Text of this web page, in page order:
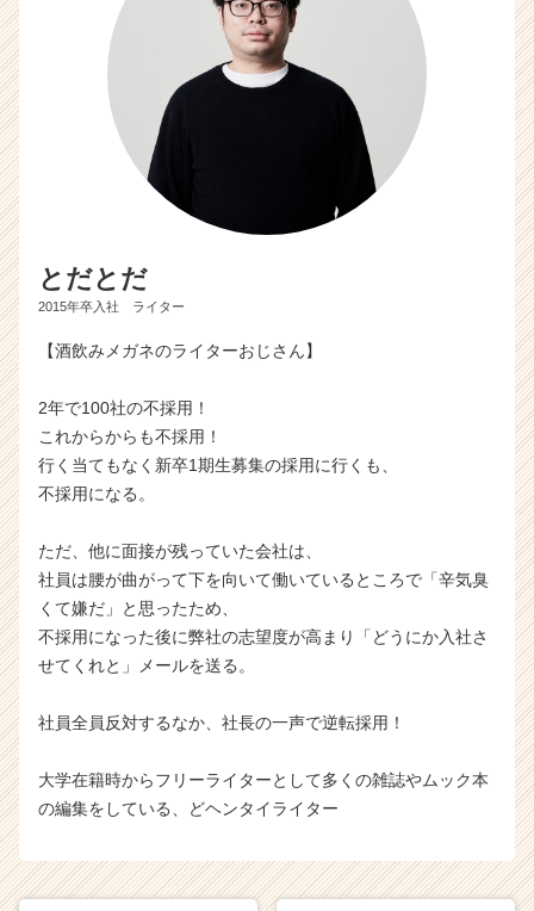
とだとだ
2015年卒入社 ライター
【酒飲みメガネのライターおじさん】
2年で100社の不採用！
これからからも不採用！
行く当てもなく新卒1期生募集の採用に行くも、
不採用になる。
ただ、他に面接が残っていた会社は、
社員は腰が曲がって下を向いて働いているところで「辛気臭
くて嫌だ」と思ったため、
不採用になった後に弊社の志望度が高まり「どうにか入社さ
せてくれと」メールを送る。
社員全員反対するなか、社長の一声で逆転採用！
大学在籍時からフリーライターとして多くの雑誌やムック本
の編集をしている、どヘンタイライター